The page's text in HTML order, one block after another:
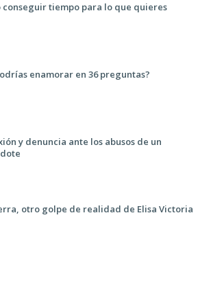
conseguir tiempo para lo que quieres
enamorar en 36 preguntas?
y denuncia ante los abusos de un
otro golpe de realidad de Elisa Victoria